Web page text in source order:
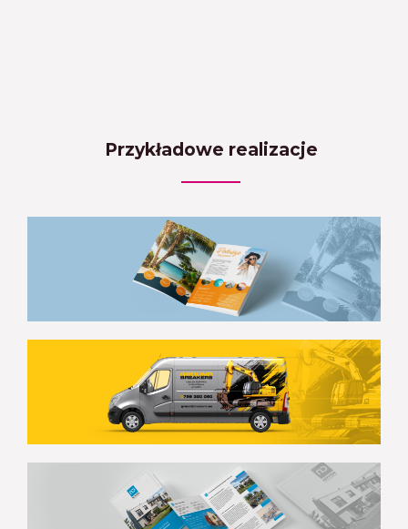
Przykładowe realizacje